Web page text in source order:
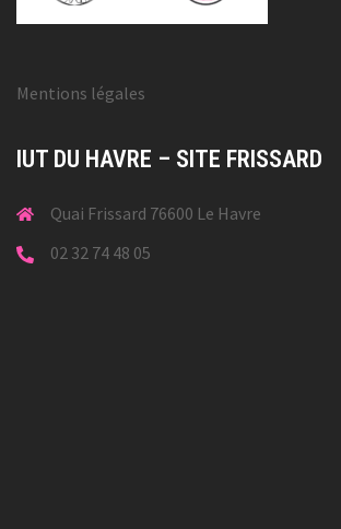
Mentions légales
IUT DU HAVRE – SITE FRISSARD
Quai Frissard 76600 Le Havre
02 32 74 48 05